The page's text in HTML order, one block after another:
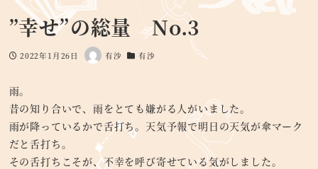
”幸せ”の総量 No.3
投稿日
2022年1月26日
著
有沙
カテゴリー
有沙
雨。
昔の知り合いで、雨をとても嫌がる人がいました。
雨が降っているかで舌打ち。天気予報で明日の天気が傘マーク
だと舌打ち。
その舌打ちこそが、不幸を呼び寄せている気がしました。